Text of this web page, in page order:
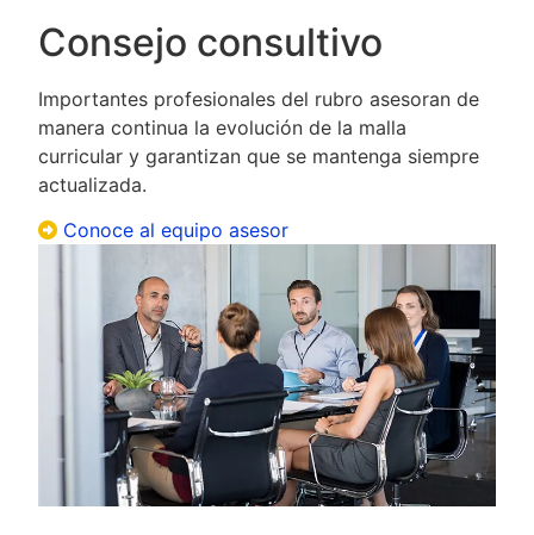
Consejo consultivo
Importantes profesionales del rubro asesoran de
manera continua la evolución de la malla
curricular y garantizan que se mantenga siempre
actualizada.
Conoce al equipo asesor